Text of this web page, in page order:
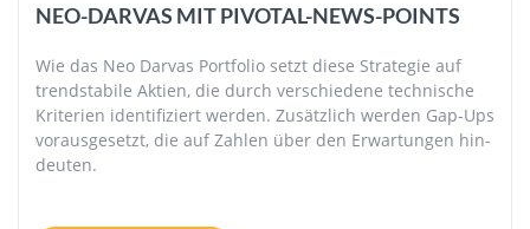
NEO-DARVAS MIT PIVOTAL-NEWS-POINTS
Wie das Neo Darvas Port­folio setzt diese Stra­tegie auf
trend­sta­bile Aktien, die durch ver­schie­dene tech­nische
Kri­te­rien iden­ti­fi­ziert werden. Zusätz­lich werden Gap-Ups
voraus­gesetzt, die auf Zahlen über den Erwar­tungen hin­
deuten.